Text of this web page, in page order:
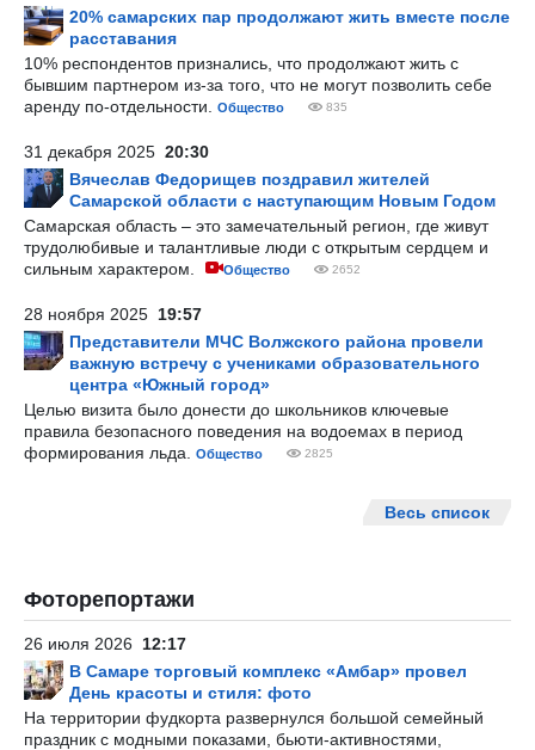
20% самарских пар продолжают жить вместе после
расставания
10% респондентов признались, что продолжают жить с
бывшим партнером из-за того, что не могут позволить себе
аренду по-отдельности.
Общество 835
31 декабря 2025 20:30
Вячеслав Федорищев поздравил жителей
Самарской области с наступающим Новым Годом
Самарская область – это замечательный регион, где живут
трудолюбивые и талантливые люди с открытым сердцем и
сильным характером.
Общество 2652
28 ноября 2025 19:57
Представители МЧС Волжского района провели
важную встречу с учениками образовательного
центра «Южный город»
Целью визита было донести до школьников ключевые
правила безопасного поведения на водоемах в период
формирования льда.
Общество 2825
Весь список
Фоторепортажи
26 июля 2026 12:17
В Самаре торговый комплекс «Амбар» провел
День красоты и стиля: фото
На территории фудкорта развернулся большой семейный
праздник с модными показами, бьюти-активностями,